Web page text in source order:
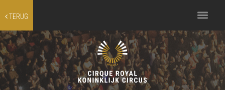
TERUG
Toggle
navigation